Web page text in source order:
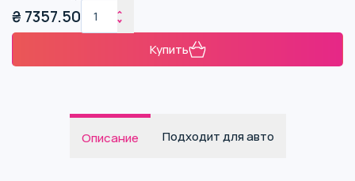
₴ 7357.50
Купить
Описание Подходит для авто